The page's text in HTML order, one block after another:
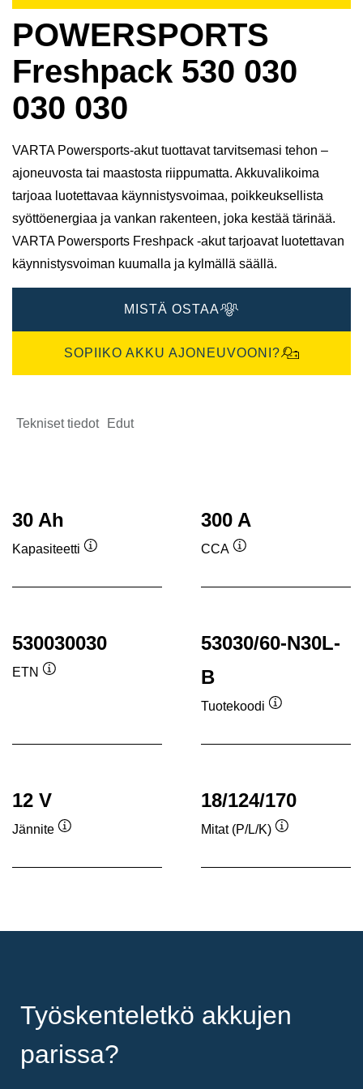
POWERSPORTS
Freshpack 530 030
030 030
VARTA Powersports-akut tuottavat tarvitsemasi tehon –
ajoneuvosta tai maastosta riippumatta. Akkuvalikoima
tarjoaa luotettavaa käynnistysvoimaa, poikkeuksellista
syöttöenergiaa ja vankan rakenteen, joka kestää tärinää.
VARTA Powersports Freshpack -akut tarjoavat luotettavan
käynnistysvoiman kuumalla ja kylmällä säällä.
MISTÄ OSTAA
SOPIIKO AKKU AJONEUVOONI?
Tekniset tiedot Edut
30 Ah
Kapasiteetti
300 A
CCA
530030030
ETN
53030/60-N30L-
B
Tuotekoodi
12 V
Jännite
18/124/170
Mitat (P/L/K)
Työskenteletkö akkujen
parissa?